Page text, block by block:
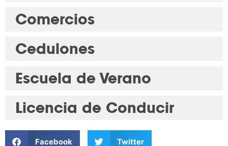
Comercios
Cedulones
Escuela de Verano
Licencia de Conducir
Facebook Twitter